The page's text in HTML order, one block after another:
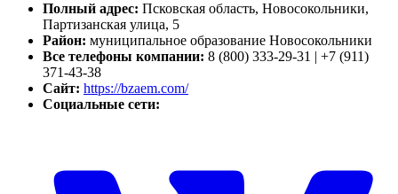
Полный адрес: Псковская область, Новосокольники,
Партизанская улица, 5
Район: муниципальное образование Новосокольники
Все телефоны компании: 8 (800) 333-29-31 | +7 (911)
371-43-38
Сайт: https://bzaem.com/
Социальные сети: